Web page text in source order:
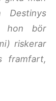
Destinys
hon bör
riskerar
framfart,